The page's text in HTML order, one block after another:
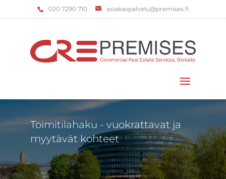
‌020 7290 710 asiakaspalvelu@premises.fi
Toimitilahaku - vuokrattavat ja
myytävät kohteet